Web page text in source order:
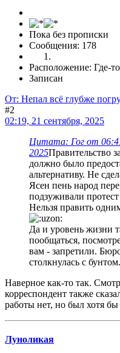
Пока без прописки
Сообщения: 178
Расположение: Где-
Записан
От: Непал всё глубже
#2
02:19, 21 сентября, 2025
Цитата: Гог от
2025Правительство
должно было
альтернативу. Не
Ясен пень народ
подзуживали
Нельзя править
Да и уровень жизни
пообщаться,
вам - запретили.
столкнулась с
Наверное как-то так.
корреспондент также
работы нет, но был хотя
Луноликая